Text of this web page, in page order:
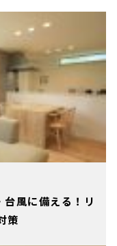
台風に備える！リ
策